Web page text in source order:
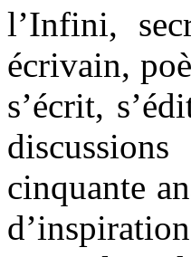
l’Infini,
écrivain,
s’écrit,
cinquante